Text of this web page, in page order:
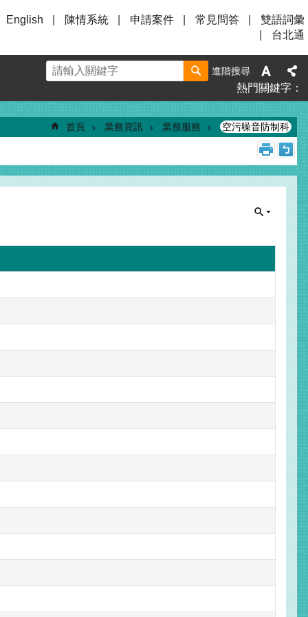
English 陳情系統 申請案件 常見問答
雙語詞彙
台北通
進階搜尋
熱門關鍵字
首頁 業務資訊 業務服務 空污噪音防制科